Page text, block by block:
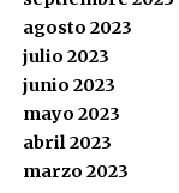
agosto 2023
julio 2023
junio 2023
mayo 2023
abril 2023
marzo 2023